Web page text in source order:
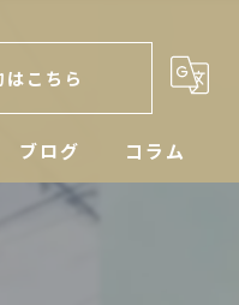
こちら
ブログ コラム